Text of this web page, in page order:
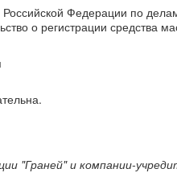
Российской Федерации по
о регистрации средства
"Граней" и компании-